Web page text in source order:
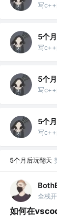
写
5个
写
5个
写
5个
写
5个月后玩翻天
如何在